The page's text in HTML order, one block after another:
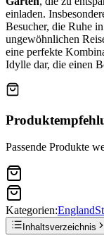
einladen.
Besucher, die Ruhe
ungewöhnlichen
eine perfekte
Idylle dar, die einen
Passende Produkte
Kategorien:England
Inhaltsverzeichnis